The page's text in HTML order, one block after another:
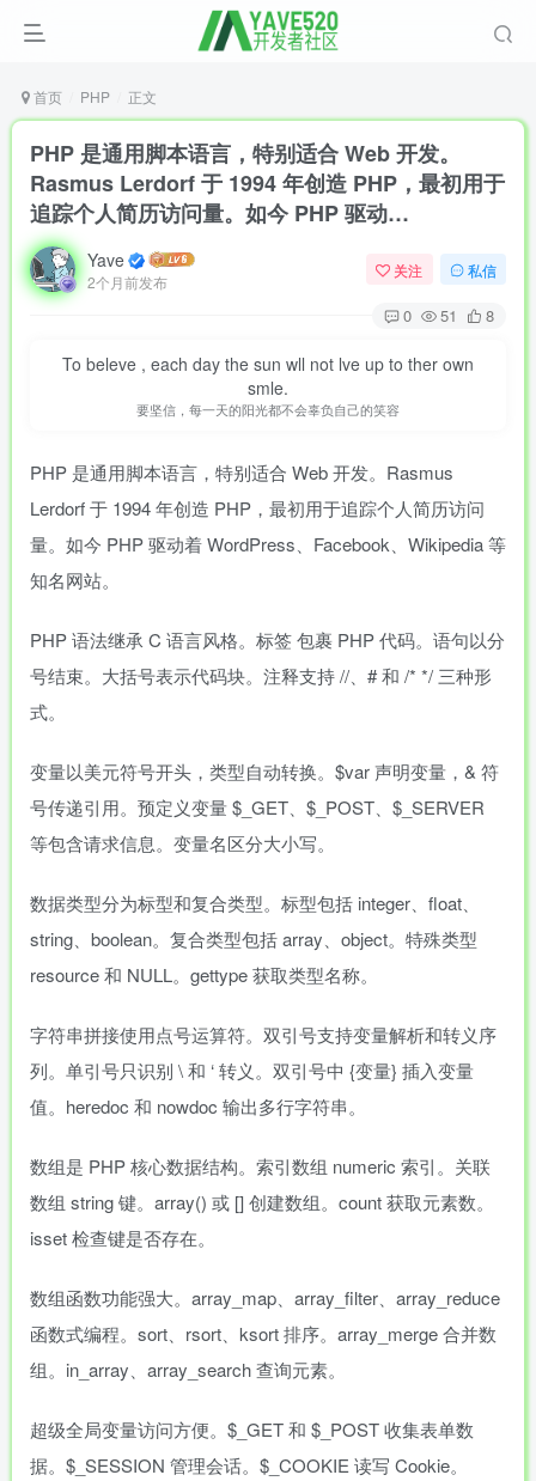
首页 PHP 正文
PHP 是通用脚本语言，特别适合 Web 开发。
Rasmus Lerdorf 于 1994 年创造 PHP，最初用于
追踪个人简历访问量。如今 PHP 驱动…
Yave
2个月前发布
关注 私信
0 51 8
To beleve , each day the sun wll not lve up to ther own
smle.
要坚信，每一天的阳光都不会辜负自己的笑容
PHP 是通用脚本语言，特别适合 Web 开发。Rasmus
Lerdorf 于 1994 年创造 PHP，最初用于追踪个人简历访问
量。如今 PHP 驱动着 WordPress、Facebook、Wikipedia 等
知名网站。
PHP 语法继承 C 语言风格。标签包裹 PHP 代码。语句以分
号结束。大括号表示代码块。注释支持 //、# 和 /* */ 三种形
式。
变量以美元符号开头，类型自动转换。$var 声明变量，& 符
号传递引用。预定义变量 $_GET、$_POST、$_SERVER
等包含请求信息。变量名区分大小写。
数据类型分为标型和复合类型。标型包括 integer、float、
string、boolean。复合类型包括 array、object。特殊类型
resource 和 NULL。gettype 获取类型名称。
字符串拼接使用点号运算符。双引号支持变量解析和转义序
列。单引号只识别 \ 和 ‘ 转义。双引号中 {变量} 插入变量
值。heredoc 和 nowdoc 输出多行字符串。
数组是 PHP 核心数据结构。索引数组 numeric 索引。关联
数组 string 键。array() 或 [] 创建数组。count 获取元素数。
isset 检查键是否存在。
数组函数功能强大。array_map、array_filter、array_reduce
函数式编程。sort、rsort、ksort 排序。array_merge 合并数
组。in_array、array_search 查询元素。
超级全局变量访问方便。$_GET 和 $_POST 收集表单数
据。$_SESSION 管理会话。$_COOKIE 读写 Cookie。